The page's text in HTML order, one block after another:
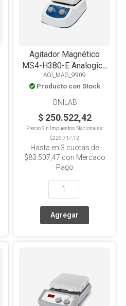
Agitador Magnético
MS4-H380-E Analogico
C/Calef y soporte placa
de aluminio 5L
AGI_MAG_9909
Producto con Stock
ONILAB
$ 250.522,42
Precio Sin Impuestos Nacionales:
$226.717,12
Hasta en 3 cuotas de
$83.507,47 con Mercado
Pago